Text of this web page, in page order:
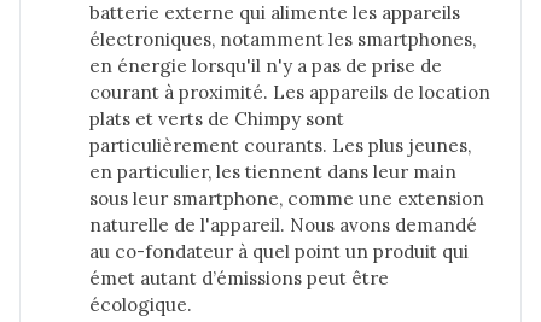
batterie externe qui alimente les appareils
électroniques, notamment les smartphones,
en énergie lorsqu'il n'y a pas de prise de
courant à proximité. Les appareils de location
plats et verts de Chimpy sont
particulièrement courants. Les plus jeunes,
en particulier, les tiennent dans leur main
sous leur smartphone, comme une extension
naturelle de l'appareil. Nous avons demandé
au co-fondateur à quel point un produit qui
émet autant d’émissions peut être
écologique.